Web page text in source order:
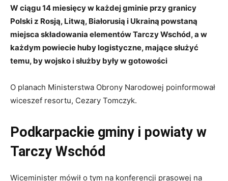
W ciągu 14 miesięcy w każdej gminie przy granicy
Polski z Rosją, Litwą, Białorusią i Ukrainą powstaną
miejsca składowania elementów Tarczy Wschód, a w
każdym powiecie huby logistyczne, mające służyć
temu, by wojsko i służby były w gotowości
O planach Ministerstwa Obrony Narodowej poinformował
wiceszef resortu, Cezary Tomczyk.
Podkarpackie gminy i powiaty w
Tarczy Wschód
Wiceminister mówił o tym na konferencji prasowej na